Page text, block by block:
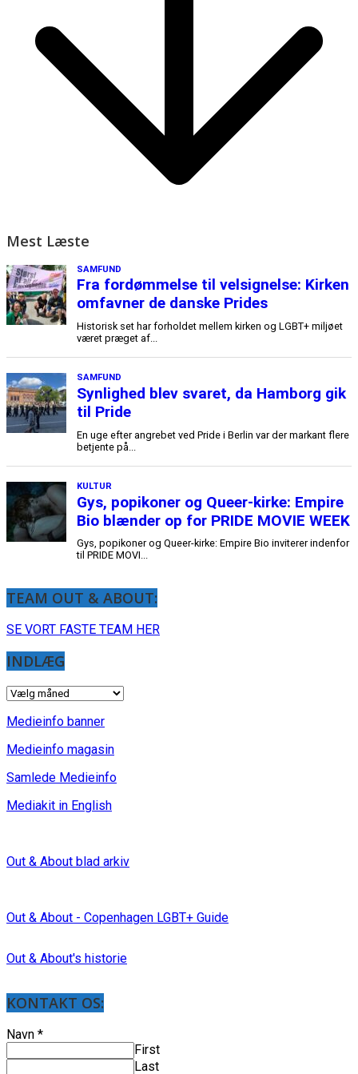
Mest Læste
TEAM OUT & ABOUT:
SE VORT FASTE TEAM HER
INDLÆG
INDLÆG
Medieinfo banner
Medieinfo magasin
Samlede Medieinfo
Mediakit in English
Out & About blad arkiv
Out & About - Copenhagen LGBT+ Guide
Out & About's historie
KONTAKT OS:
Navn *
First
Last